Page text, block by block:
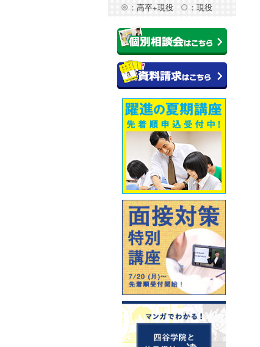
：高卒+現役
：現役